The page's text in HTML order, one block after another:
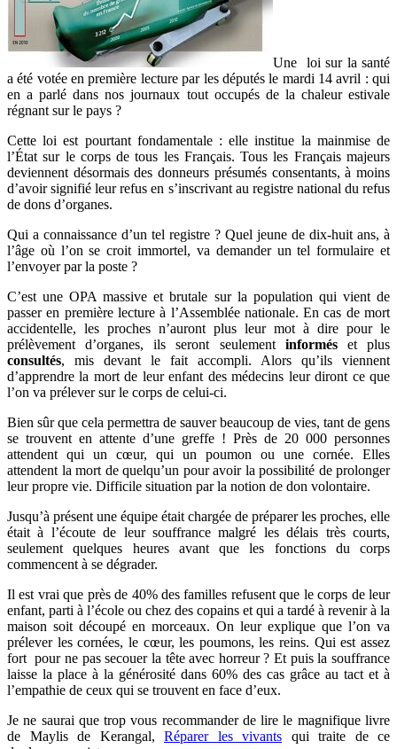
Une loi sur la santé
a été votée en première lecture par les députés le mardi 14 avril : qui
en a parlé dans nos journaux tout occupés de la chaleur estivale
régnant sur le pays ?
Cette loi est pourtant fondamentale : elle institue la mainmise de
l’État sur le corps de tous les Français. Tous les Français majeurs
deviennent désormais des donneurs présumés consentants, à moins
d’avoir signifié leur refus en s’inscrivant au registre national du refus
de dons d’organes.
Qui a connaissance d’un tel registre ? Quel jeune de dix-huit ans, à
l’âge où l’on se croit immortel, va demander un tel formulaire et
l’envoyer par la poste ?
C’est une OPA massive et brutale sur la population qui vient de
passer en première lecture à l’Assemblée nationale. En cas de mort
accidentelle, les proches n’auront plus leur mot à dire pour le
prélèvement d’organes, ils seront seulement informéset plus
consultés, mis devant le fait accompli. Alors qu’ils viennent
d’apprendre la mort de leur enfant des médecins leur diront ce que
l’on va prélever sur le corps de celui-ci.
Bien sûr que cela permettra de sauver beaucoup de vies, tant de gens
se trouvent en attente d’une greffe ! Près de 20 000 personnes
attendent qui un cœur, qui un poumon ou une cornée. Elles
attendent la mort de quelqu’un pour avoir la possibilité de prolonger
leur propre vie. Difficile situation par la notion de don volontaire.
Jusqu’à présent une équipe était chargée de préparer les proches, elle
était à l’écoute de leur souffrance malgré les délais très courts,
seulement quelques heures avant que les fonctions du corps
commencent à se dégrader.
Il est vrai que près de 40% des familles refusent que le corps de leur
enfant, parti à l’école ou chez des copains et qui a tardé à revenir à la
maison soit découpé en morceaux. On leur explique que l’on va
prélever les cornées, le cœur, les poumons, les reins. Qui est assez
fort pour ne pas secouer la tête avec horreur ? Et puis la souffrance
laisse la place à la générosité dans 60% des cas grâce au tact et à
l’empathie de ceux qui se trouvent en face d’eux.
Je ne saurai que trop vous recommander de lire le magnifique livre
de Maylis de Kerangal, Réparer les vivants qui traite de ce